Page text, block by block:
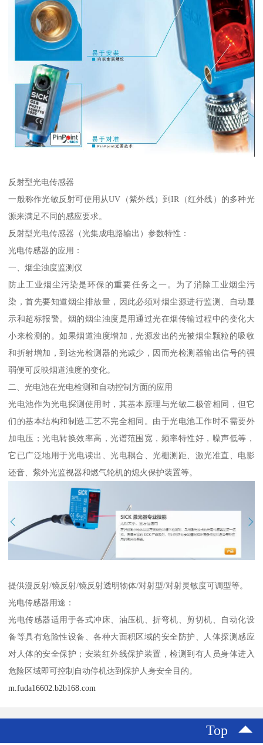
反射型光电传感器
一般称作光敏反射可使用从UV（紫外线）到IR（红外线）的多种光
源来满足不同的感应要求。
反射型光电传感器（光集成电路输出）参数特性：
光电传感器的应用：
一、烟尘浊度监测仪
防止工业烟尘污染是环保的重要任务之一。为了消除工业烟尘污
染，首先要知道烟尘排放量，因此必须对烟尘源进行监测、自动显
示和超标报警。烟的烟尘浊度是用通过光在烟传输过程中的变化大
小来检测的。如果烟道浊度增加，光源发出的光被烟尘颗粒的吸收
和折射增加，到达光检测器的光减少，因而光检测器输出信号的强
弱便可反映烟道浊度的变化。
二、光电池在光电检测和自动控制方面的应用
光电池作为光电探测使用时，其基本原理与光敏二极管相同，但它
们的基本结构和制造工艺不完全相同。由于光电池工作时不需要外
加电压；光电转换效率高，光谱范围宽，频率特性好，噪声低等，
它已广泛地用于光电读出、光电耦合、光栅测距、激光准直、电影
还音、紫外光监视器和燃气轮机的熄火保护装置等。
提供漫反射/镜反射/镜反射透明物体/对射型/对射灵敏度可调型等。
光电传感器用途：
光电传感器适用于各式冲床、油压机、折弯机、剪切机、自动化设
备等具有危险性设备、各种大面积区域的安全防护、人体探测感应
对人体的安全保护；安装红外线保护装置，检测到有人员身体进入
危险区域即可控制自动停机达到保护人身安全目的。
m.fuda16602.b2b168.com
Top